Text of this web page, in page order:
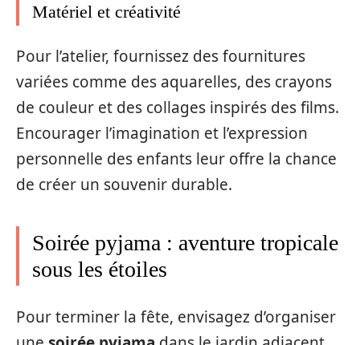
Matériel et créativité
Pour l’atelier, fournissez des fournitures
variées comme des aquarelles, des crayons
de couleur et des collages inspirés des films.
Encourager l’imagination et l’expression
personnelle des enfants leur offre la chance
de créer un souvenir durable.
Soirée pyjama : aventure tropicale
sous les étoiles
Pour terminer la fête, envisagez d’organiser